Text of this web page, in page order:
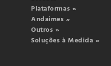
Plataformas »
Andaimes »
Outros »
Soluções à Medida »